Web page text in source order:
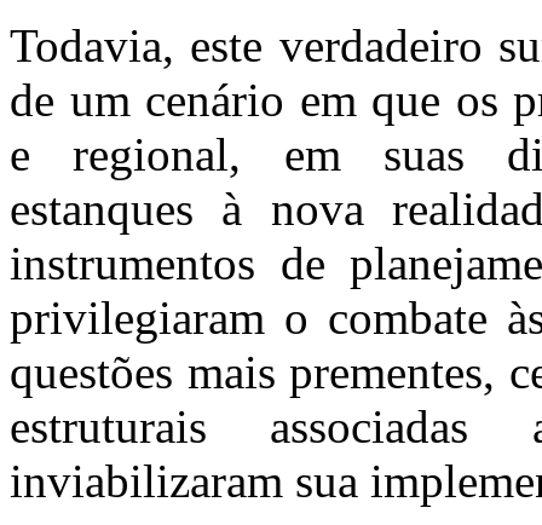
Todavia, este verdadeiro
de um cenário em que os
e regional, em suas
estanques à nova
instrumentos de
privilegiaram o combate
questões mais prementes,
estruturais
inviabilizaram sua